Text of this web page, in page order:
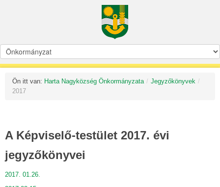
Ön itt van: Harta Nagyközség Önkormányzata / Jegyzőkönyvek /
2017
A Képviselő-testület 2017. évi
jegyzőkönyvei
2017. 01.26.